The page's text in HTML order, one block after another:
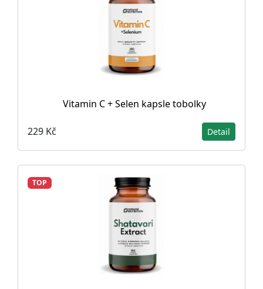
Vitamin C + Selen kapsle tobolky
229 Kč Detail
TOP